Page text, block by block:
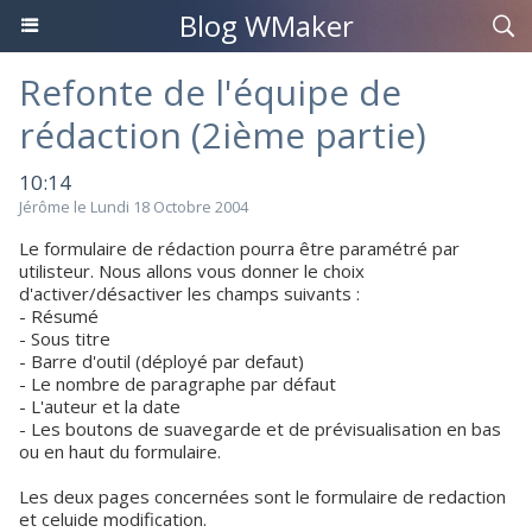
Blog WMaker
Refonte de l'équipe de
rédaction (2ième partie)
10:14
Jérôme le Lundi 18 Octobre 2004
Le formulaire de rédaction pourra être paramétré par
utilisteur. Nous allons vous donner le choix
d'activer/désactiver les champs suivants :
- Résumé
- Sous titre
- Barre d'outil (déployé par defaut)
- Le nombre de paragraphe par défaut
- L'auteur et la date
- Les boutons de suavegarde et de prévisualisation en bas
ou en haut du formulaire.
Les deux pages concernées sont le formulaire de redaction
et celuide modification.